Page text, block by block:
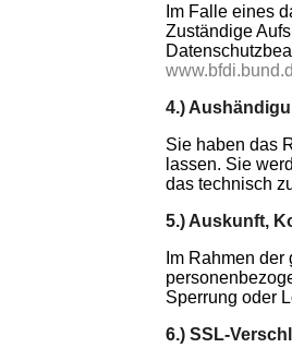
Im Falle eines
Zuständige
4.)
Sie haben das
lassen. Sie
das technisch
5.) Auskunft,
Im Rahmen
Sperrung oder
6.) SSL-